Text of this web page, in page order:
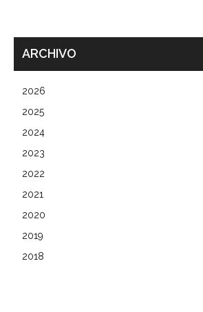
ARCHIVO
2026
2025
2024
2023
2022
2021
2020
2019
2018